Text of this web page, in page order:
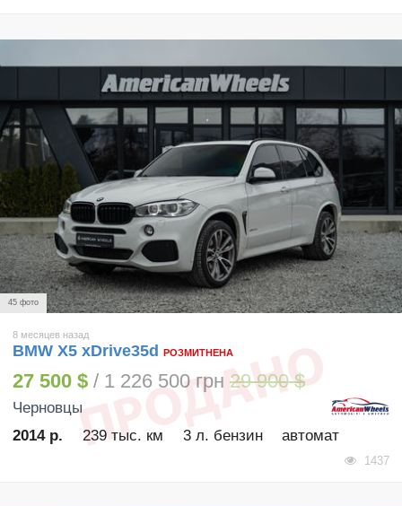
45 фото
8 месяцев назад
BMW X5 xDrive35d РОЗМИТНЕНА
27 500 $ / 1 226 500 грн 29 900 $
Черновцы
2014 р.
239 тыс. км 3 л. бензин автомат
1437